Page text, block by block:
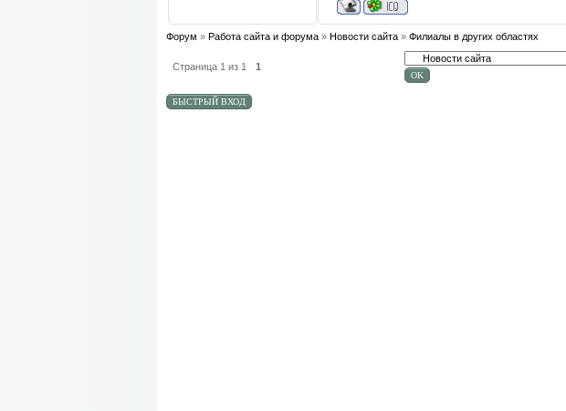
Форум » Работа сайта и форума » Новости сайта » Филиалы в других областях
Страница 1 из 1 1